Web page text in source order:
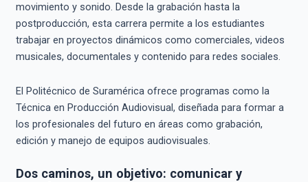
movimiento y sonido. Desde la grabación hasta la
postproducción, esta carrera permite a los estudiantes
trabajar en proyectos dinámicos como comerciales, videos
musicales, documentales y contenido para redes sociales.
El Politécnico de Suramérica ofrece programas como la
Técnica en Producción Audiovisual, diseñada para formar a
los profesionales del futuro en áreas como grabación,
edición y manejo de equipos audiovisuales.
Dos caminos, un objetivo: comunicar y